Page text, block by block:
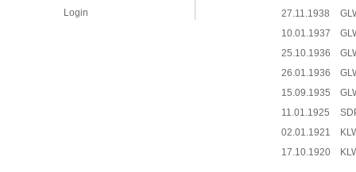
Login
27.11.1938
10.01.1937
25.10.1936
26.01.1936
15.09.1935
11.01.1925
02.01.1921
17.10.1920